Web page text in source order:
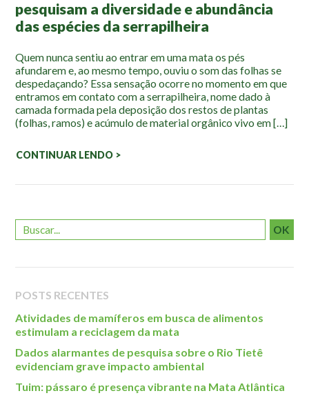
Localização
pesquisam a diversidade e abundância
das espécies da serrapilheira
Quem nunca sentiu ao entrar em uma mata os pés
afundarem e, ao mesmo tempo, ouviu o som das folhas se
despedaçando? Essa sensação ocorre no momento em que
entramos em contato com a serrapilheira, nome dado à
camada formada pela deposição dos restos de plantas
(folhas, ramos) e acúmulo de material orgânico vivo em […]
CONTINUAR LENDO >
OK
POSTS RECENTES
Atividades de mamíferos em busca de alimentos
estimulam a reciclagem da mata
Dados alarmantes de pesquisa sobre o Rio Tietê
evidenciam grave impacto ambiental
Tuim: pássaro é presença vibrante na Mata Atlântica